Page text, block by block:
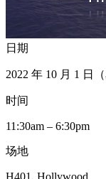
日期
2022 年 10 月 1 日
时间
11:30am – 6:30pm
场地
H401, Hollywood